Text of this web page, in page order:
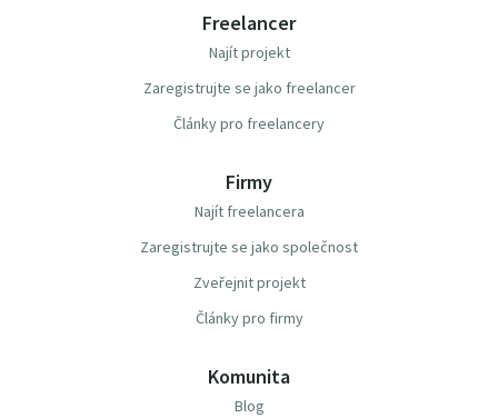
Freelancer
Najít projekt
Zaregistrujte se jako freelancer
Články pro freelancery
Firmy
Najít freelancera
Zaregistrujte se jako společnost
Zveřejnit projekt
Články pro firmy
Komunita
Blog